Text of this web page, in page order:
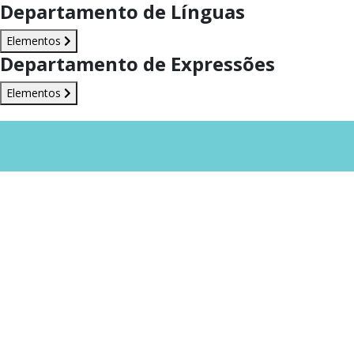
Departamento de Línguas
Elementos
Departamento de Expressões
Elementos